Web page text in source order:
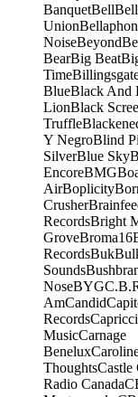
BanquetBell
UnionBellaphon
NoiseBeyond
BearBig Beat
Time
BlueBlack And
LionBlack
Truffle
Y NegroBlind
SilverBlue Sky
EncoreBMG
AirBoplicity
Crusher
RecordsBright
GroveBroma16
RecordsBuk
Sounds
NoseBYG
AmCandid
Records
MusicCarnage
Benelux
ThoughtsCastle
Radio Canada